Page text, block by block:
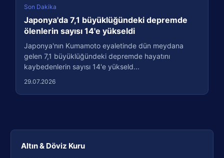
Altın & Döviz Kuru
Son Dakika
Japonya'da 7,1 büyüklüğündeki depremde
ölenlerin sayısı 14'e yükseldi
Japonya'nın Kumamoto eyaletinde dün meydana
gelen 7,1 büyüklüğündeki depremde hayatını
kaybedenlerin sayısı 14'e yükseld...
29.07.2026